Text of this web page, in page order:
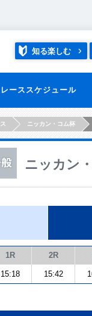
知る楽しむ
レーススケジュール
ニッカン・コム杯
ニッカン
1R 2R
15:18 15:42